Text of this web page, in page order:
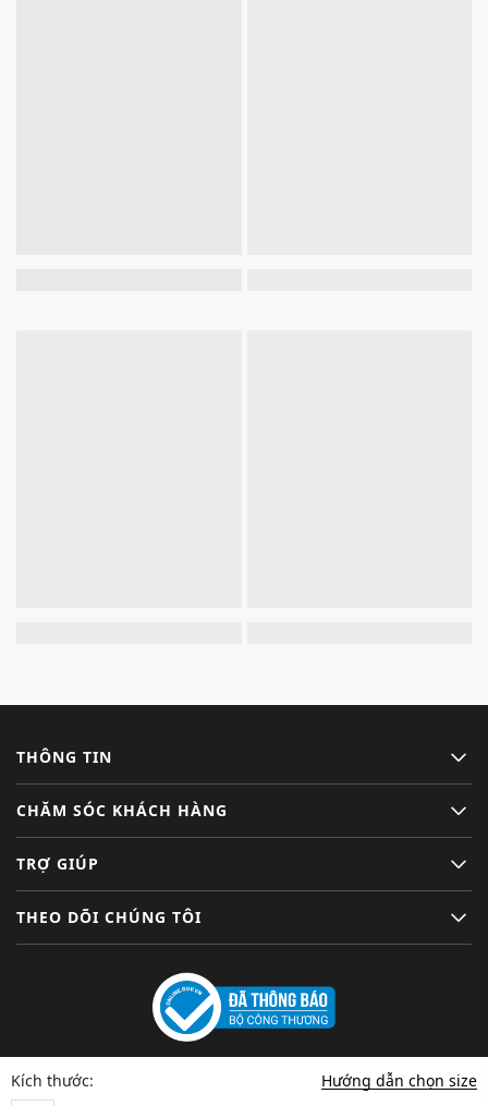
Kích thước: Hướng dẫn chọn size
THÔNG TIN
CHĂM SÓC KHÁCH HÀNG
TRỢ GIÚP
THEO DÕI CHÚNG TÔI